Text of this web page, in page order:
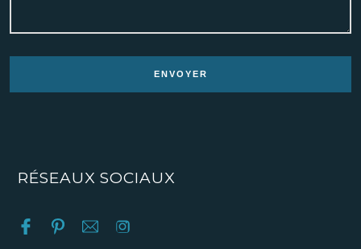
RÉSEAUX SOCIAUX